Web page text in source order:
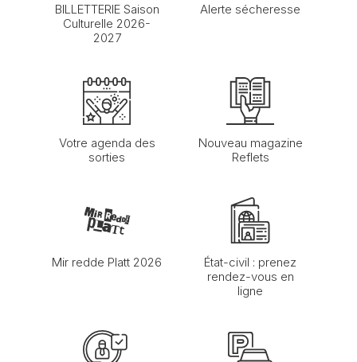
BILLETTERIE Saison
Culturelle 2026-
2027
Alerte sécheresse
Votre agenda des
sorties
Nouveau magazine
Reflets
Mir redde Platt 2026
État-civil : prenez
rendez-vous en
ligne